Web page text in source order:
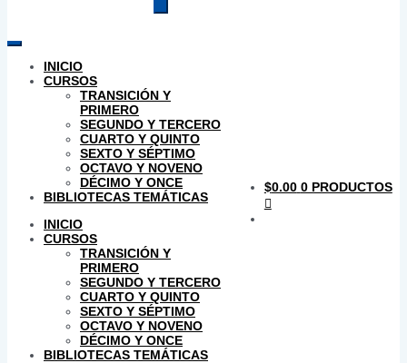
productos
INICIO
CURSOS
TRANSICIÓN Y
PRIMERO
SEGUNDO Y TERCERO
CUARTO Y QUINTO
SEXTO Y SÉPTIMO
OCTAVO Y NOVENO
DÉCIMO Y ONCE
BIBLIOTECAS TEMÁTICAS
INICIO
CURSOS
TRANSICIÓN Y
PRIMERO
SEGUNDO Y TERCERO
CUARTO Y QUINTO
SEXTO Y SÉPTIMO
OCTAVO Y NOVENO
DÉCIMO Y ONCE
BIBLIOTECAS TEMÁTICAS
$0.00 0 PRODUCTOS